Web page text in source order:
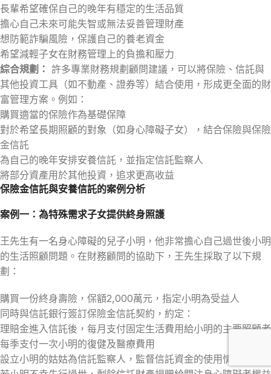
長輩希望確保自己的晚年有穩定的生活品質
擔心自己未來可能失智或無法妥善管理財產
想防範詐騙風險，保護自己的養老資金
希望減輕子女在財務管理上的負擔和壓力
綜合規劃： 許多專業財務規劃顧問建議，可以將保險、信託與
其他投資工具（如不動產、證券等）結合使用，形成更全面的財
富管理方案。例如：
購買適當的保險作為基礎保障
對於希望長期照顧的對象（如身心障礙子女），結合保險與保險
金信託
為自己的晚年安排安養信託，並指定信託監察人
將部分資產用於其他投資，追求更高收益
保險金信託與安養信託的案例分析
案例一：為特殊需求子女提供終身照護
王先生有一名身心障礙的兒子小明，他非常擔心自己過世後小明
的生活照顧問題。在財務顧問的協助下，王先生採取了以下規
劃：
購買一份終身壽險，保額2,000萬元，指定小明為受益人
同時與信託銀行簽訂保險金信託契約，約定：
理賠金進入信託後，每月支付固定生活費用給小明的主要照顧者
每季支付一次小明的復健及醫療費用
設立小明的姑姑為信託監察人，監督信託資金的使用情況